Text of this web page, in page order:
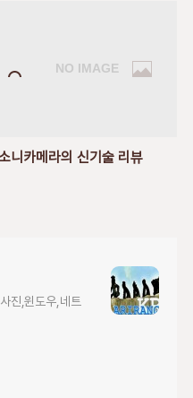
니카메라의 신기술 리뷰
진,윈도우,네트